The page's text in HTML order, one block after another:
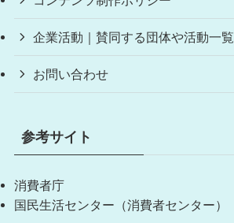
企業活動｜賛同する団体や活動一覧
お問い合わせ
参考サイト
消費者庁
国民生活センター（消費者センター）